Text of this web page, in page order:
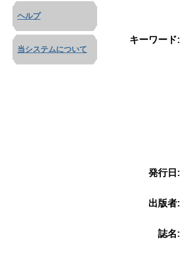
ヘルプ
当システムについて
キーワード:
発行日:
出版者:
誌名: